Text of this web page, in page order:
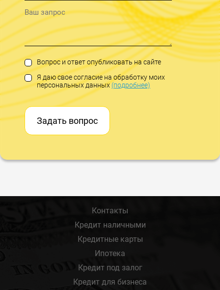
Вопрос и ответ опубликовать на сайте
Я даю свое согласие на обработку моих
персональных данных(подробнее)
Задать вопрос
Контакты
Кредит наличными
Кредитные карты
Ипотека
Кредит под залог
Кредит для бизнеса